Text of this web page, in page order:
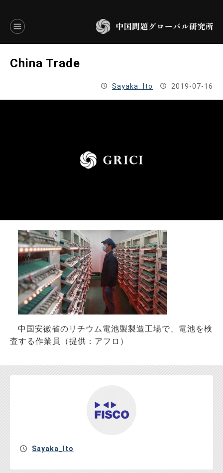
JAPANESE
お問い合わせ
China Trade
Sayaka_Ito 2019-07-16
中国安徽省のリチウム電池製製造工場で、電池を検
査する作業員（提供：アフロ）
Sayaka_Ito